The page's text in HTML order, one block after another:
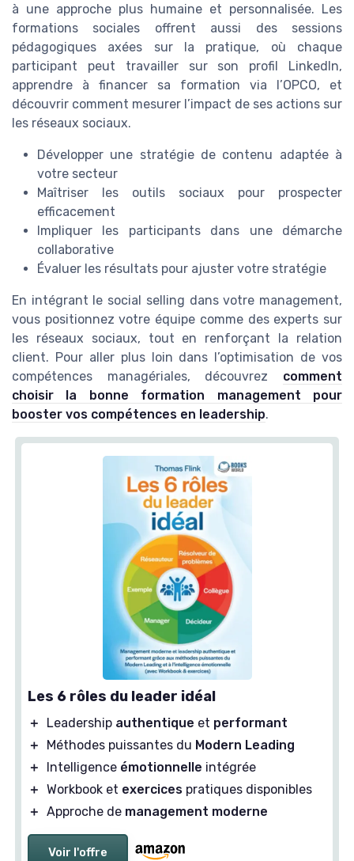
à une approche plus humaine et personnalisée. Les
formations sociales offrent aussi des sessions
pédagogiques axées sur la pratique, où chaque
participant peut travailler sur son profil LinkedIn,
apprendre à financer sa formation via l’OPCO, et
découvrir comment mesurer l’impact de ses actions sur
les réseaux sociaux.
Développer une stratégie de contenu adaptée à
votre secteur
Maîtriser les outils sociaux pour prospecter
efficacement
Impliquer les participants dans une démarche
collaborative
Évaluer les résultats pour ajuster votre stratégie
En intégrant le social selling dans votre management,
vous positionnez votre équipe comme des experts sur
les réseaux sociaux, tout en renforçant la relation
client. Pour aller plus loin dans l’optimisation de vos
compétences managériales, découvrez comment
choisir la bonne formation management pour
booster vos compétences en leadership.
Les 6 rôles du leader idéal
＋ Leadership authentique et performant
＋
Méthodes puissantes du Modern Leading
＋
Intelligence émotionnelle intégrée
＋ Workbook et exercices pratiques disponibles
＋ Approche de management moderne
Voir l'offre